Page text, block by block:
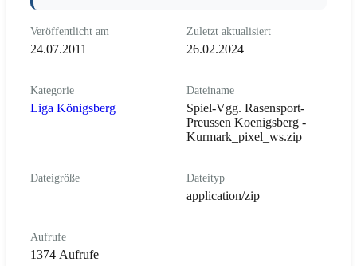
Veröffentlicht am
24.07.2011
Zuletzt aktualisiert
26.02.2024
Kategorie
Liga Königsberg
Dateiname
Spiel-Vgg. Rasensport-
Preussen Koenigsberg -
Kurmark_pixel_ws.zip
Dateigröße Dateityp
application/zip
Aufrufe
1374 Aufrufe